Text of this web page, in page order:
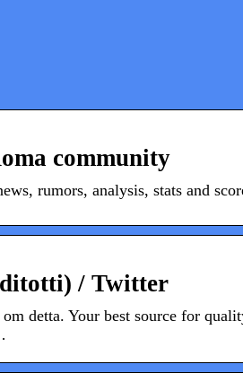
community
rumors, analysis, stats and
/ Twitter
detta. Your best source for